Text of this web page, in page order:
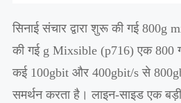
सिनाई संचार द्वारा शुरू की गई 800g
की गई g Mixsible (p716) एक 800
कई 100gbit और 400gbit/s से
समर्थन करता है। लाइन-साइड एक बड़ी